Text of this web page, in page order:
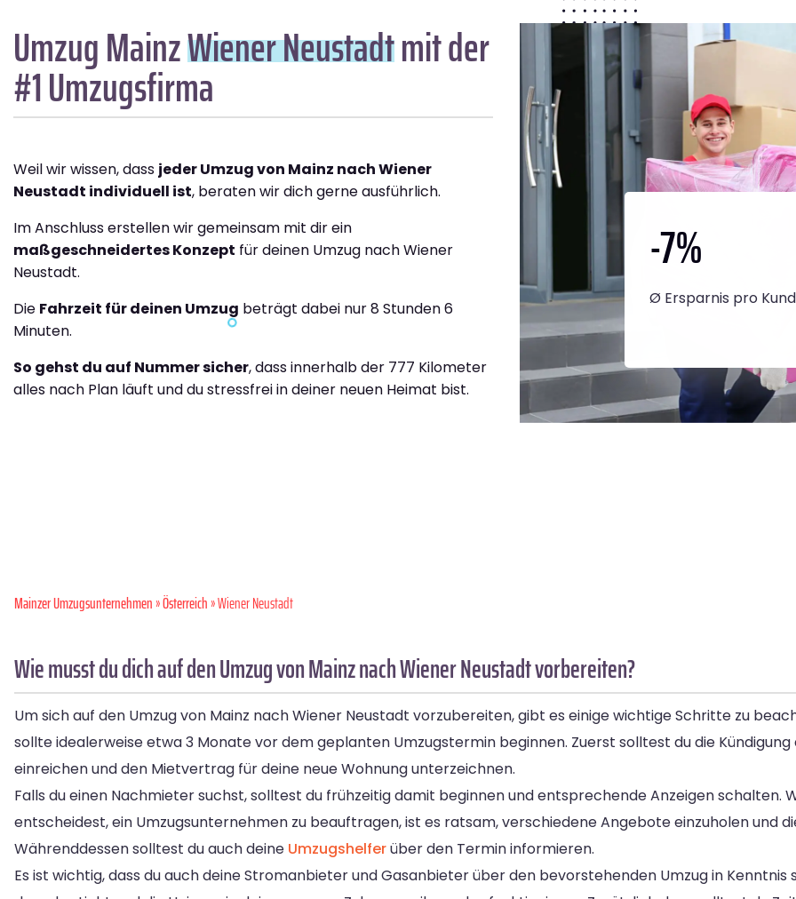
Umzug MainzWiener Neustadtmit der
#1 Umzugsfirma
Weil wir wissen, dass jeder Umzug von Mainz nach Wiener
Neustadt individuell ist, beraten wir dich gerne ausführlich.
Im Anschluss erstellen wir gemeinsam mit dir ein
maßgeschneidertes Konzept für deinen Umzug nach Wiener
Neustadt.
Die Fahrzeit für deinen Umzug beträgt dabei nur 8 Stunden 6
Minuten.
So gehst du auf Nummer sicher, dass innerhalb der 777 Kilometer
alles nach Plan läuft und du stressfrei in deiner neuen Heimat bist.
-7%
Ø Ersparnis pro
Mainzer Umzugsunternehmen»Österreich» Wiener Neustadt
Wie musst du dich auf den Umzug von Mainz nach Wiener Neustadt vorbereiten?
Um sich auf den Umzug von Mainz nach Wiener Neustadt vorzubereiten, gibt es einige wichtige Schritte zu
sollte idealerweise etwa 3 Monate vor dem geplanten Umzugstermin beginnen. Zuerst solltest du die
einreichen und den Mietvertrag für deine neue Wohnung unterzeichnen.
Falls du einen Nachmieter suchst, solltest du frühzeitig damit beginnen und entsprechende Anzeigen schalten.
entscheidest, ein Umzugsunternehmen zu beauftragen, ist es ratsam, verschiedene Angebote einzuholen und
Währenddessen solltest du auch deine Umzugshelferüber den Termin informieren.
Es ist wichtig, dass du auch deine Stromanbieter und Gasanbieter über den bevorstehenden Umzug in Kenntnis